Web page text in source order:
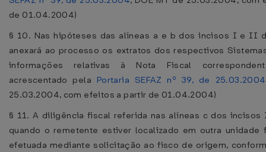
de 01.04.2004)
§ 10. Nas hipóteses das alíneas a e b dos incisos I e II
anexará ao processo os extratos dos respectivos
informações relativas à Nota Fiscal
acrescentado pela Portaria SEFAZ nº 39, de 25.03.2004
25.03.2004, com efeitos a partir de 01.04.2004)
§ 11. A diligência fiscal referida nas alíneas c dos
quando o remetente estiver localizado em outra unidade
efetuada mediante solicitação ao fisco de origem,